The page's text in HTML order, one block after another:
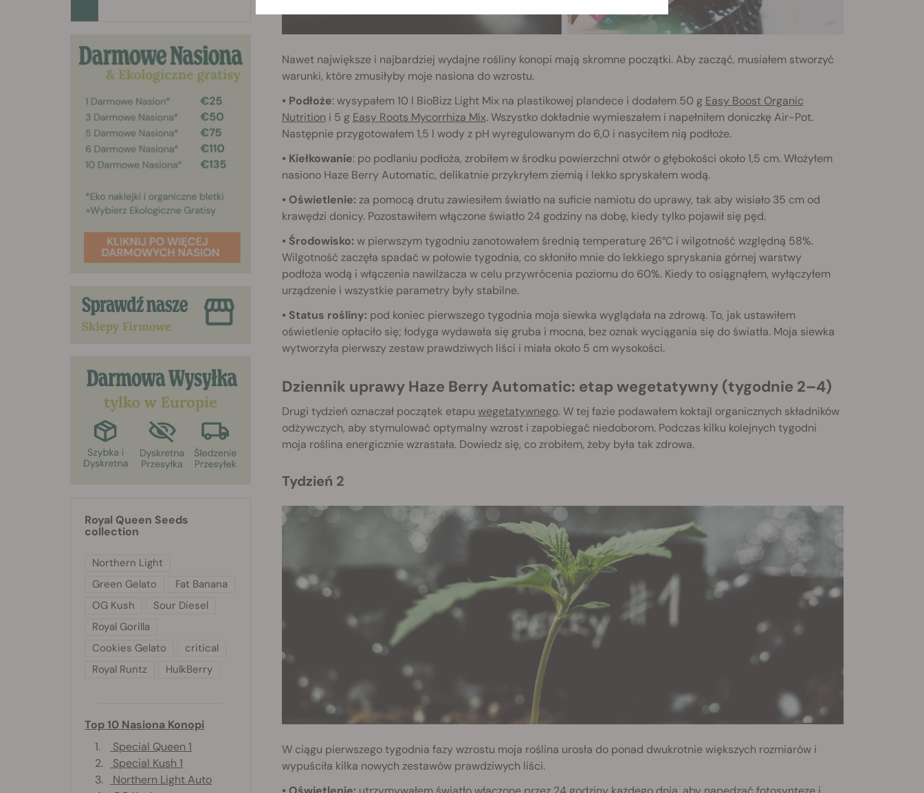
Nawet największe i najbardziej wydajne rośliny konopi mają skromne początki. Aby zacząć, musiałem stworzyć
warunki, które zmusiłyby moje nasiona do wzrostu.
• Podłoże: wysypałem 10 l BioBizz Light Mix na plastikowej plandece i dodałem 50 g Easy Boost Organic
Nutrition i 5 g Easy Roots Mycorrhiza Mix. Wszystko dokładnie wymieszałem i napełniłem doniczkę Air-Pot.
Następnie przygotowałem 1,5 l wody z pH wyregulowanym do 6,0 i nasyciłem nią podłoże.
• Kiełkowanie: po podlaniu podłoża, zrobiłem w środku powierzchni otwór o głębokości około 1,5 cm. Włożyłem
nasiono Haze Berry Automatic, delikatnie przykryłem ziemią i lekko spryskałem wodą.
• Oświetlenie: za pomocą drutu zawiesiłem światło na suficie namiotu do uprawy, tak aby wisiało 35 cm od
krawędzi donicy. Pozostawiłem włączone światło 24 godziny na dobę, kiedy tylko pojawił się pęd.
• Środowisko: w pierwszym tygodniu zanotowałem średnią temperaturę 26°C i wilgotność względną 58%.
Wilgotność zaczęła spadać w połowie tygodnia, co skłoniło mnie do lekkiego spryskania górnej warstwy
podłoża wodą i włączenia nawilżacza w celu przywrócenia poziomu do 60%. Kiedy to osiągnąłem, wyłączyłem
urządzenie i wszystkie parametry były stabilne.
• Status rośliny: pod koniec pierwszego tygodnia moja siewka wyglądała na zdrową. To, jak ustawiłem
oświetlenie opłaciło się; łodyga wydawała się gruba i mocna, bez oznak wyciągania się do światła. Moja siewka
wytworzyła pierwszy zestaw prawdziwych liści i miała około 5 cm wysokości.
Dziennik uprawy Haze Berry Automatic: etap wegetatywny (tygodnie 2–4)
Drugi tydzień oznaczał początek etapu wegetatywnego. W tej fazie podawałem koktajl organicznych składników
odżywczych, aby stymulować optymalny wzrost i zapobiegać niedoborom. Podczas kilku kolejnych tygodni
moja roślina energicznie wzrastała. Dowiedz się, co zrobiłem, żeby była tak zdrowa.
Tydzień 2
W ciągu pierwszego tygodnia fazy wzrostu moja roślina urosła do ponad dwukrotnie większych rozmiarów i
wypuściła kilka nowych zestawów prawdziwych liści.
Royal Queen Seeds
collection
Northern Light
Green Gelato
Fat Banana
OG Kush
Sour Diesel
Royal Gorilla
Cookies Gelato
critical
Royal Runtz
HulkBerry
Top 10 Nasiona Konopi
1.
Special Queen 1
2.
Special Kush 1
3.
Northern Light Auto